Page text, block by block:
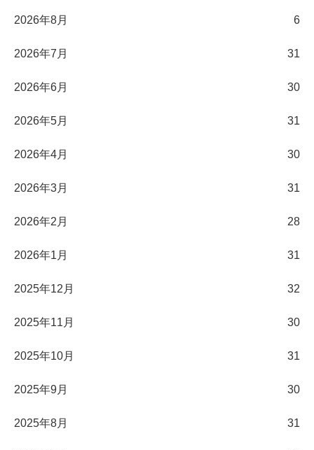
2026年8月 6
2026年7月 31
2026年6月 30
2026年5月 31
2026年4月 30
2026年3月 31
2026年2月 28
2026年1月 31
2025年12月 32
2025年11月 30
2025年10月 31
2025年9月 30
2025年8月 31